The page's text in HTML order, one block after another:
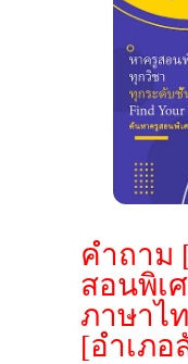
คำถาม
สอนพิเ
ภาษาไ
[อำเภ